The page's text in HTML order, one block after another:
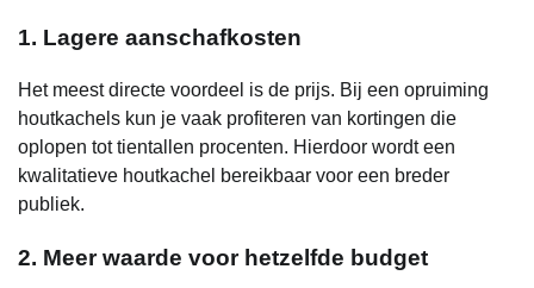
1. Lagere aanschafkosten
Het meest directe voordeel is de prijs. Bij een opruiming
houtkachels kun je vaak profiteren van kortingen die
oplopen tot tientallen procenten. Hierdoor wordt een
kwalitatieve houtkachel bereikbaar voor een breder
publiek.
2. Meer waarde voor hetzelfde budget